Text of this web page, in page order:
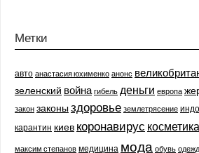
Метки
авто анастасия юхименко анонс
зеленский война гибель деньги европа
закон законыздоровье землетрясение
карантин киев коронавирус косметика
максим степанов медицина мода обувь